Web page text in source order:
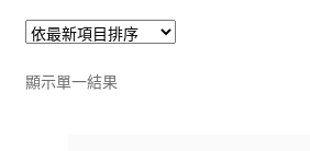
我的帳號
結帳
顯示單一結果